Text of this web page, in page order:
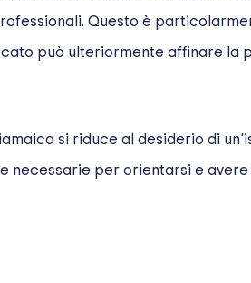
Questo è
può ulteriormente affinare la
si riduce al desiderio di
per orientarsi e avere